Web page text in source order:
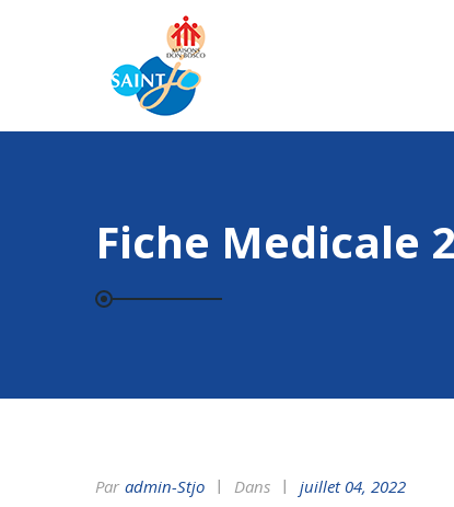
Fiche Medicale
Par Admin-Stjo Dans juillet 04, 2022